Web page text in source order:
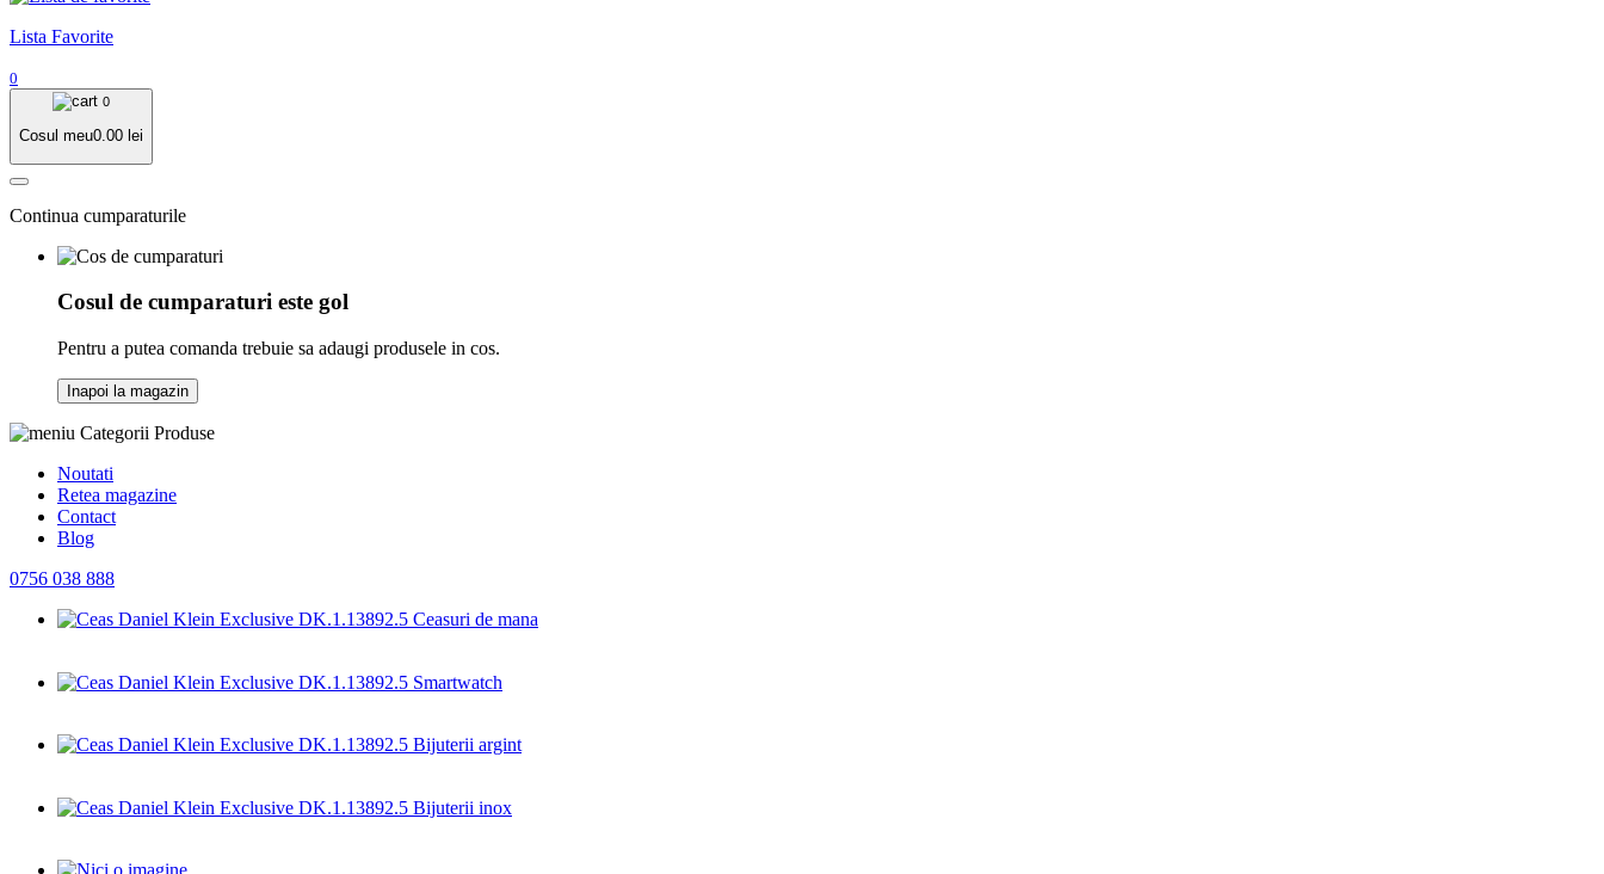
Lista Favorite
0
0
Cosul meu0.00 lei
Continua cumparaturile
Cosul de cumparaturi este gol
Pentru a putea comanda trebuie sa adaugi produsele in cos.
Inapoi la magazin
Categorii Produse
Noutati
Retea magazine
Contact
Blog
0756 038 888
Ceasuri de mana
Smartwatch
Bijuterii argint
Bijuterii inox